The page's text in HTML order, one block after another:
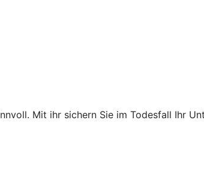
Mit ihr sichern Sie im Todesfall Ihr